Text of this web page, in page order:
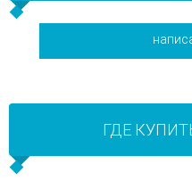
ГДЕ